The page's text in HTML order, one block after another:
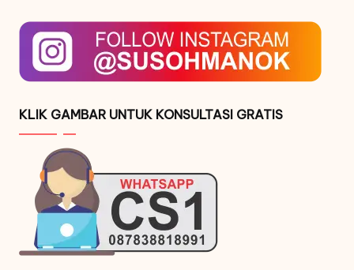
KLIK GAMBAR UNTUK KONSULTASI GRATIS